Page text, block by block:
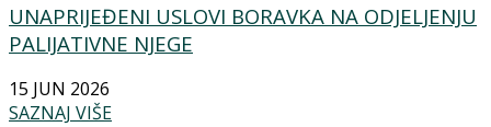
UNAPRIJEĐENI USLOVI BORAVKA NA ODJELJENJU
PALIJATIVNE NJEGE
15 JUN 2026
SAZNAJ VIŠE